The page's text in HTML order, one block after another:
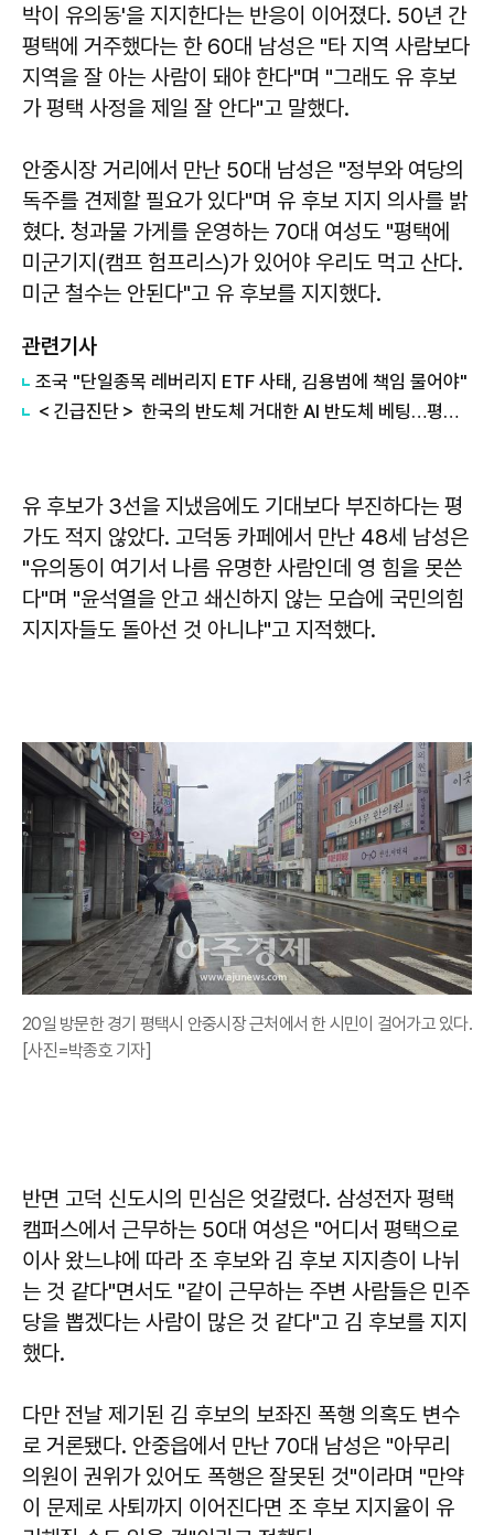
박이 유의동'을 지지한다는 반응이 이어졌다. 50년 간
평택에 거주했다는 한 60대 남성은 "타 지역 사람보다
지역을 잘 아는 사람이 돼야 한다"며 "그래도 유 후보
가 평택 사정을 제일 잘 안다"고 말했다.
안중시장 거리에서 만난 50대 남성은 "정부와 여당의
독주를 견제할 필요가 있다"며 유 후보 지지 의사를 밝
혔다. 청과물 가게를 운영하는 70대 여성도 "평택에
미군기지(캠프 험프리스)가 있어야 우리도 먹고 산다.
미군 철수는 안된다"고 유 후보를 지지했다.
관련기사
조국 "단일종목 레버리지 ETF 사태, 김용범에 책임 물어야"
＜긴급진단＞ 한국의 반도체 거대한 AI 반도체 베팅…평택을 넘어 호남까지
유 후보가 3선을 지냈음에도 기대보다 부진하다는 평
가도 적지 않았다. 고덕동 카페에서 만난 48세 남성은
"유의동이 여기서 나름 유명한 사람인데 영 힘을 못쓴
다"며 "윤석열을 안고 쇄신하지 않는 모습에 국민의힘
지지자들도 돌아선 것 아니냐"고 지적했다.
20일 방문한 경기 평택시 안중시장 근처에서 한 시민이 걸어가고 있다.
[사진=박종호 기자]
반면 고덕 신도시의 민심은 엇갈렸다. 삼성전자 평택
캠퍼스에서 근무하는 50대 여성은 "어디서 평택으로
이사 왔느냐에 따라 조 후보와 김 후보 지지층이 나뉘
는 것 같다"면서도 "같이 근무하는 주변 사람들은 민주
당을 뽑겠다는 사람이 많은 것 같다"고 김 후보를 지지
했다.
다만 전날 제기된 김 후보의 보좌진 폭행 의혹도 변수
로 거론됐다. 안중읍에서 만난 70대 남성은 "아무리
의원이 권위가 있어도 폭행은 잘못된 것"이라며 "만약
이 문제로 사퇴까지 이어진다면 조 후보 지지율이 유